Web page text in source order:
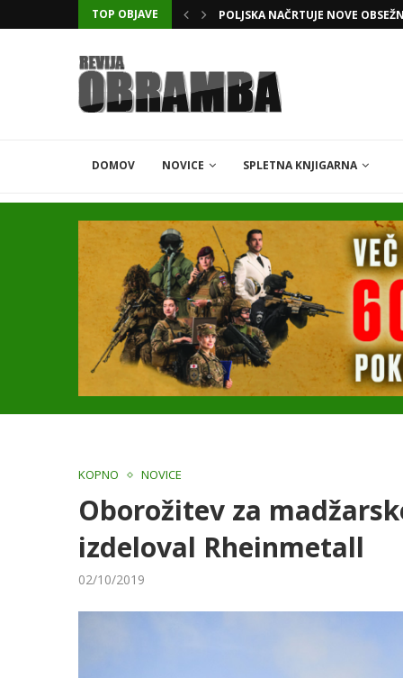
TOP OBJAVE POLJSKA NAČRTUJE NOVE
DOMOV NOVICE SPLETNA KNJIGARNA
KOPNO NOVICE
Oborožitev za
izdeloval Rheinmetall
02/10/2019